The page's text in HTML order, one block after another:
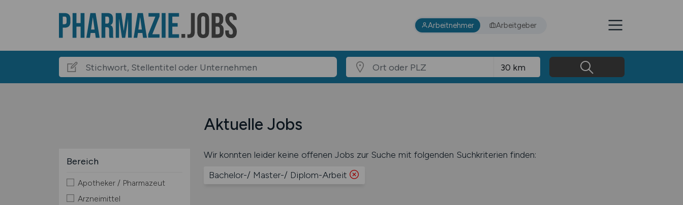
Arbeitnehmer Arbeitgeber
Aktuelle Jobs
Bereich
Apotheker / Pharmazeut
Arzneimittel
Wir konnten leider keine offenen Jobs zur Suche mit folgenden Suchkriterien finden:
Bachelor-/ Master-/ Diplom-Arbeit